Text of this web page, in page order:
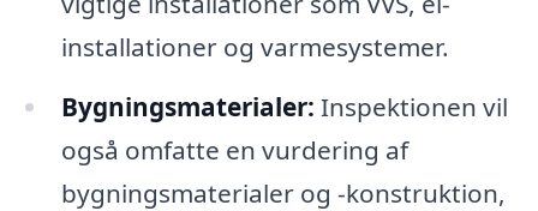
installationer og varmesystemer.
Bygningsmaterialer: Inspektionen vil
også omfatte en vurdering af
bygningsmaterialer og -konstruktion,